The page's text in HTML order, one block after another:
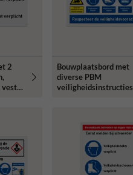
2
vest
Bouwplaatsbord met
diverse PBM
veiligheidsinstructies